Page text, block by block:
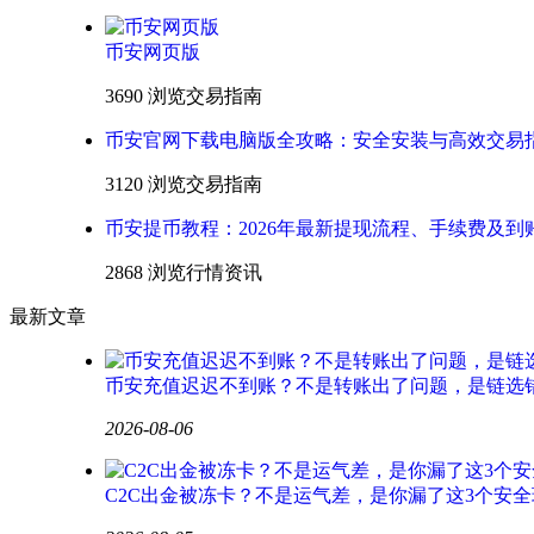
币安网页版
3690 浏览交易指南
币安官网下载电脑版全攻略：安全安装与高效交易
3120 浏览交易指南
币安提币教程：2026年最新提现流程、手续费及到
2868 浏览行情资讯
最新文章
币安充值迟迟不到账？不是转账出了问题，是链选
2026-08-06
C2C出金被冻卡？不是运气差，是你漏了这3个安